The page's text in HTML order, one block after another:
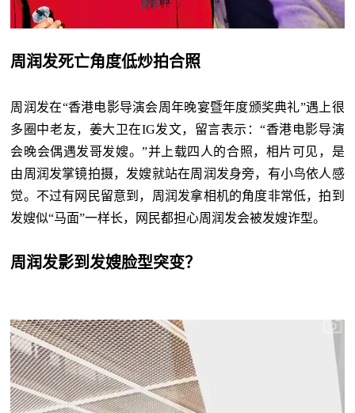
周润发死亡角度低炒拍合照
周润发在“香港电影导演会周年晚宴暨年度颁奖典礼”遇上很
多圈中老友，姜大卫在IG发文，留言表示：“香港电影导演
会晚会偶遇发哥发嫂。”并上载四人的合照，相片可见，是
由周润发掌镜拍摄，发嫂就站在周润发身旁，有小鸟依人感
觉。不过有网民留意到，周润发拿相机的角度非常低，拍到
发嫂似“马面”一样长，网民都担心周润发会被发嫂诈型。
周润发影到发嫂脸型突变？